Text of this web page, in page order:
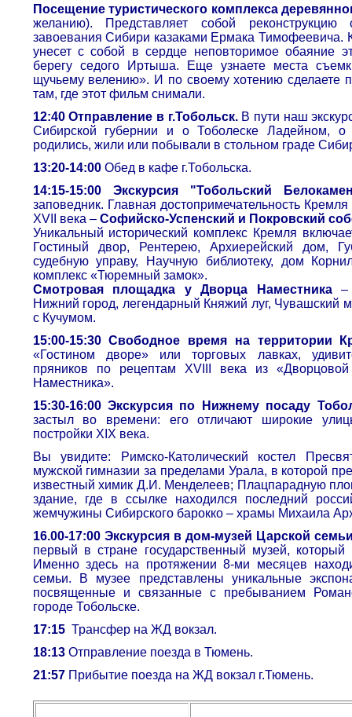
Посещение туристического комплекса
желанию). Представляет собой реконструкцию
завоевания Сибири казаками Ермака Тимофеевича.
унесет с собой в сердце неповторимое обаяние
берегу седого Иртыша. Еще узнаете места
щучьему велению». И по своему хотению сделаете
там, где этот фильм снимали.
12:40 Отправление в г.Тобольск. В пути наш
Сибирской губернии и о Тоболеске Ладейном, о
родились, жили или побывали в стольном граде
13:20-14:00 Обед в кафе г.Тобольска.
14:15-15:00 Экскурсия "Тобольский
заповедник. Главная достопримечательность
XVII века – Софийско-Успенский и Покровский
Уникальный исторический комплекс Кремля
Гостиный двор, Рентерею, Архиерейский дом,
судебную управу, Научную библиотеку, дом
комплекс «Тюремный замок».
Смотровая площадка у Дворца Наместника–
Нижний город, легендарный Княжий луг,
с Кучумом.
15:00-15:30 Свободное время на территории
«Гостином дворе» или торговых лавках,
пряников по рецептам XVIII века из
Наместника».
15:30-16:00 Экскурсия по Нижнему посаду
застыл во времени: его отличают широкие
постройки XIX века.
Вы увидите: Римско-Католический костел
мужской гимназии за пределами Урала, в которой
известный химик Д.И. Менделеев; Плацпарадную
здание, где в ссылке находился последний
жемчужины Сибирского барокко – храмы Михаила
16.00-17:00 Экскурсия в дом-музей Царской
первый в стране государственный музей,
Именно здесь на протяжении 8-ми месяцев
семьи. В музее представлены уникальные
посвященные и связанные с пребыванием
городе Тобольске.
17:15 Трансфер на ЖД вокзал.
18:13 Отправление поезда в Тюмень.
21:57 Прибытие поезда на ЖД вокзал г.Тюмень.